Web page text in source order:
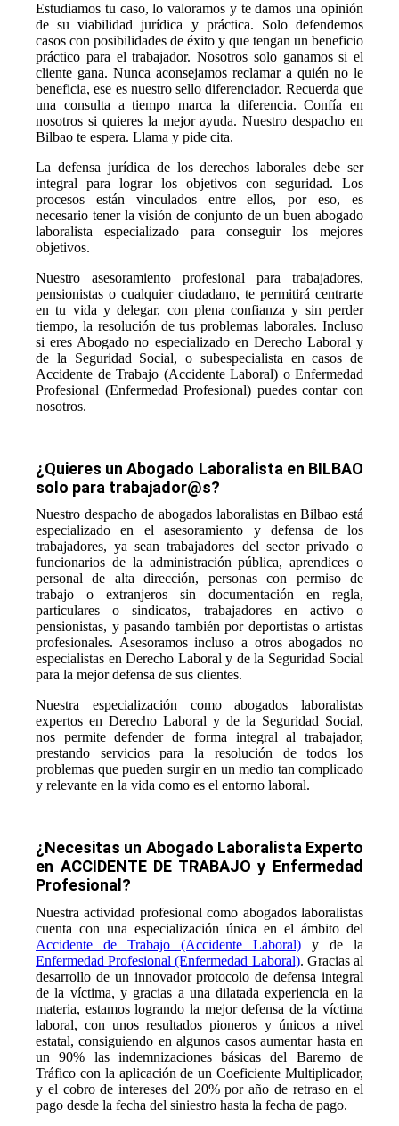
Estudiamos tu caso, lo valoramos y te damos una opinión
de su viabilidad jurídica y práctica. Solo defendemos
casos con posibilidades de éxito y que tengan un beneficio
práctico para el trabajador. Nosotros solo ganamos si el
cliente gana. Nunca aconsejamos reclamar a quién no le
beneficia, ese es nuestro sello diferenciador. Recuerda que
una consulta a tiempo marca la diferencia. Confía en
nosotros si quieres la mejor ayuda. Nuestro despacho en
Bilbao te espera. Llama y pide cita.
La defensa jurídica de los derechos laborales debe ser
integral para lograr los objetivos con seguridad. Los
procesos están vinculados entre ellos, por eso, es
necesario tener la visión de conjunto de un buen abogado
laboralista especializado para conseguir los mejores
objetivos.
Nuestro asesoramiento profesional para trabajadores,
pensionistas o cualquier ciudadano, te permitirá centrarte
en tu vida y delegar, con plena confianza y sin perder
tiempo, la resolución de tus problemas laborales. Incluso
si eres Abogado no especializado en Derecho Laboral y
de la Seguridad Social, o subespecialista en casos de
Accidente de Trabajo (Accidente Laboral) o Enfermedad
Profesional (Enfermedad Profesional) puedes contar con
nosotros.
¿Quieres un Abogado Laboralista en BILBAO
solo para trabajador@s?
Nuestro despacho de abogados laboralistas en Bilbao está
especializado en el asesoramiento y defensa de los
trabajadores, ya sean trabajadores del sector privado o
funcionarios de la administración pública, aprendices o
personal de alta dirección, personas con permiso de
trabajo o extranjeros sin documentación en regla,
particulares o sindicatos, trabajadores en activo o
pensionistas, y pasando también por deportistas o artistas
profesionales. Asesoramos incluso a otros abogados no
especialistas en Derecho Laboral y de la Seguridad Social
para la mejor defensa de sus clientes.
Nuestra especialización como abogados laboralistas
expertos en Derecho Laboral y de la Seguridad Social,
nos permite defender de forma integral al trabajador,
prestando servicios para la resolución de todos los
problemas que pueden surgir en un medio tan complicado
y relevante en la vida como es el entorno laboral.
¿Necesitas un Abogado Laboralista Experto
en ACCIDENTE DE TRABAJO y Enfermedad
Profesional?
Nuestra actividad profesional como abogados laboralistas
cuenta con una especialización única en el ámbito del
Accidente de Trabajo (Accidente Laboral) y de la
Enfermedad Profesional (Enfermedad Laboral). Gracias al
desarrollo de un innovador protocolo de defensa integral
de la víctima, y gracias a una dilatada experiencia en la
materia, estamos logrando la mejor defensa de la víctima
laboral, con unos resultados pioneros y únicos a nivel
estatal, consiguiendo en algunos casos aumentar hasta en
un 90% las indemnizaciones básicas del Baremo de
Tráfico con la aplicación de un Coeficiente Multiplicador,
y el cobro de intereses del 20% por año de retraso en el
pago desde la fecha del siniestro hasta la fecha de pago.